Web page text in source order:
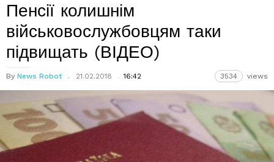
Пенсії колишнім
військовослужбовцям таки
підвищать (ВІДЕО)
By News Robot 21.02.2018 16:42 3534 views